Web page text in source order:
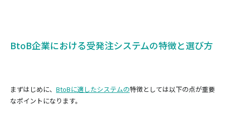
BtoB企業における受発注システムの特徴と選び方
まずはじめに、 BtoBに適したシステムの特徴としては以下の点が重要
なポイントになります。